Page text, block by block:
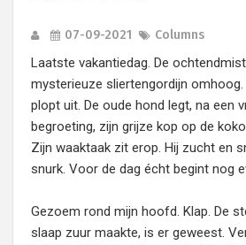
07-09-2021 Columns
Laatste vakantiedag. De
mysterieuze sliertengordijn
plopt uit. De oude hond legt, na een
begroeting, zijn grijze kop op de
Zijn waaktaak zit erop. Hij zucht en
snurk. Voor de dag écht begint nog
Gezoem rond mijn hoofd. Klap. De
slaap zuur maakte, is er geweest.